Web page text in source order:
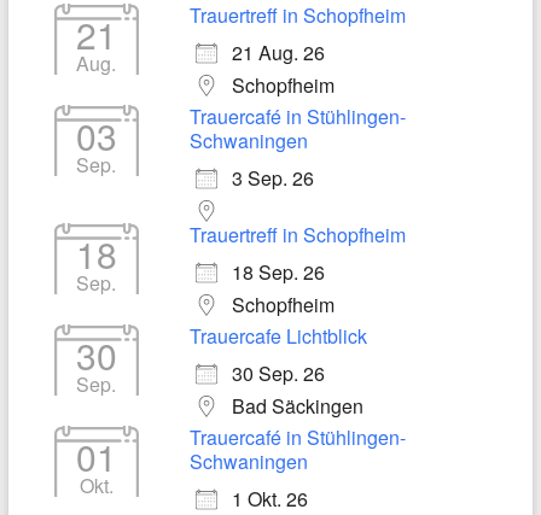
21
Aug.
Trauertreff in Schopfheim
21 Aug. 26
Schopfheim
03
Sep.
Trauercafé in Stühlingen-
Schwaningen
3 Sep. 26
18
Sep.
Trauertreff in Schopfheim
18 Sep. 26
Schopfheim
30
Sep.
Trauercafe Lichtblick
30 Sep. 26
Bad Säckingen
01
Okt.
Trauercafé in Stühlingen-
Schwaningen
1 Okt. 26